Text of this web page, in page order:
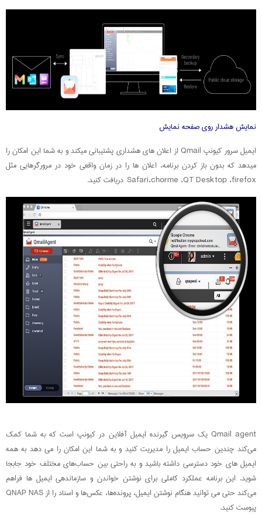
نمایش هشدار روی صفحه نمایش
ایمیل سرور کیونپ Qmail از اعلان های هشداری پشتیبانی میکند و به شما این امکان را
میدهد که بدون باز کردن برنامه، اعلان ها را در زمان واقعی خود در مرورگرهایی مثل
Safari،chorme ،QT Desktop ،firefox دریافت کنید.
Qmail agent یک سرویس گیرنده ایمیل آفلاین در کیونپ است که به شما کمک
می‌کند چندین حساب ایمیل را مدیریت کنید و به شما این امکان را می دهد به همه
ایمیل های خود دسترسی داشته باشید و به راحتی بین حساب‌های مختلف خود جابجا
شوید. این برنامه عملکرد کاملی برای نوشتن خواندن و سازماندهی ایمیل ها فراهم
می‌کند حتی می توانید هنگام نوشتن ایمیل، پرونده‌ها، عکس‌ها و اسناد را از QNAP NAS
پیوست کنید.